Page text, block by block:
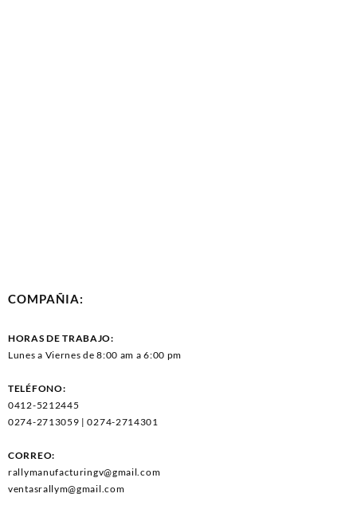
COMPAÑIA:
HORAS DE TRABAJO:
Lunes a Viernes de 8:00 am a 6:00 pm
TELÉFONO:
0412-5212445
0274-2713059 | 0274-2714301
CORREO:
rallymanufacturingv@gmail.com
ventasrallym@gmail.com